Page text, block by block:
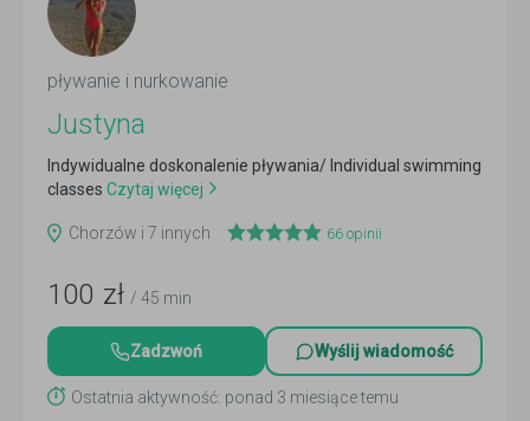
pływanie i nurkowanie
Justyna
Indywidualne doskonalenie pływania/ Individual swimming
classes Czytaj więcej
Chorzów i 7 innych 66 opinii
100 zł / 45 min
Zadzwoń Wyślij wiadomość
Ostatnia aktywność: ponad 3 miesiące temu